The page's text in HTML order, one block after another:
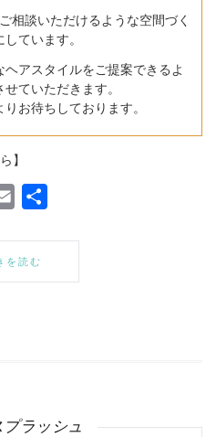
相談いただけるような空間づく
ています。
アスタイルをご提案できるよ
ていただきます。
お待ちしております。
】
Email
を読む
ラッシュ